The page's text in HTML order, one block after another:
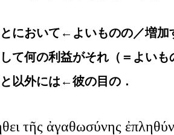
において←よいものの／増
て何の利益がそれ（＝よい
以外には←彼の目の．
τῆς ἀγαθωσύνης